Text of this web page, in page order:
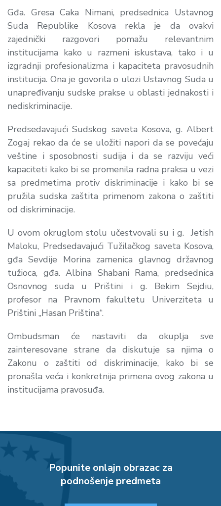
Gđa. Gresa Caka Nimani, predsednica Ustavnog
Suda Republike Kosova rekla je da ovakvi
zajednički razgovori pomažu relevantnim
institucijama kako u razmeni iskustava, tako i u
izgradnji profesionalizma i kapaciteta pravosudnih
institucija. Ona je govorila o ulozi Ustavnog Suda u
unapređivanju sudske prakse u oblasti jednakosti i
nediskriminacije.
Predsedavajući Sudskog saveta Kosova, g. Albert
Zogaj rekao da će se uložiti napori da se povećaju
veštine i sposobnosti sudija i da se razviju veći
kapaciteti kako bi se promenila radna praksa u vezi
sa predmetima protiv diskriminacije i kako bi se
pružila sudska zaštita primenom zakona o zaštiti
od diskriminacije.
U ovom okruglom stolu učestvovali su i g. Jetish
Maloku, Predsedavajući Tužilačkog saveta Kosova,
gđa Sevdije Morina zamenica glavnog državnog
tužioca, gđa. Albina Shabani Rama, predsednica
Osnovnog suda u Prištini i g. Bekim Sejdiu,
profesor na Pravnom fakultetu Univerziteta u
Prištini „Hasan Priština“.
Ombudsman će nastaviti da okuplja sve
zainteresovane strane da diskutuje sa njima o
Zakonu o zaštiti od diskriminacije, kako bi se
pronašla veća i konkretnija primena ovog zakona u
institucijama pravosuđa.
Popunite onlajn obrazac za
podnošenje predmeta